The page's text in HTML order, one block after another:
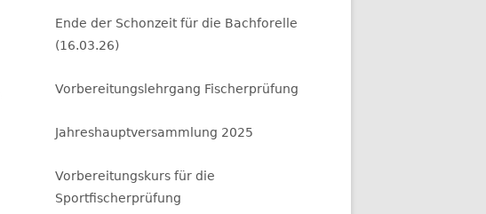
Seitenleiste
Ende der Schonzeit für die Bachforelle
(16.03.26)
Vorbereitungslehrgang Fischerprüfung
Jahreshauptversammlung 2025
Vorbereitungskurs für die
Sportfischerprüfung